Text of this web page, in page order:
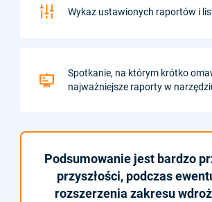
Wykaz ustawionych raportów i
Spotkanie, na którym krótko
najważniejsze raporty w
Podsumowanie jest bardzo
przyszłości, podczas
rozszerzenia zakresu